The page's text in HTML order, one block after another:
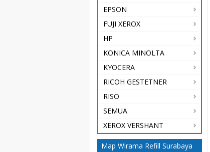
EPSON
FUJI XEROX
HP
KONICA MINOLTA
KYOCERA
RICOH GESTETNER
RISO
SEMUA
XEROX VERSHANT
Map Wirama Refill Surabaya